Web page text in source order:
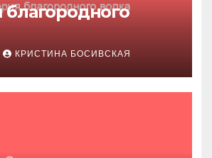
КРИСТИНА БОСИВСКАЯ